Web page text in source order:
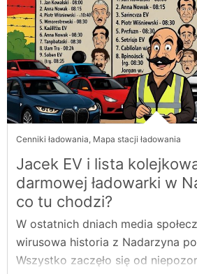
Cenniki ładowania, Mapa stacji ładowania
Jacek EV i lista
darmowej ładowarki w
co tu chodzi?
W ostatnich dniach media
wirusowa historia z Nadarzyna
Wszystko zaczęło się od